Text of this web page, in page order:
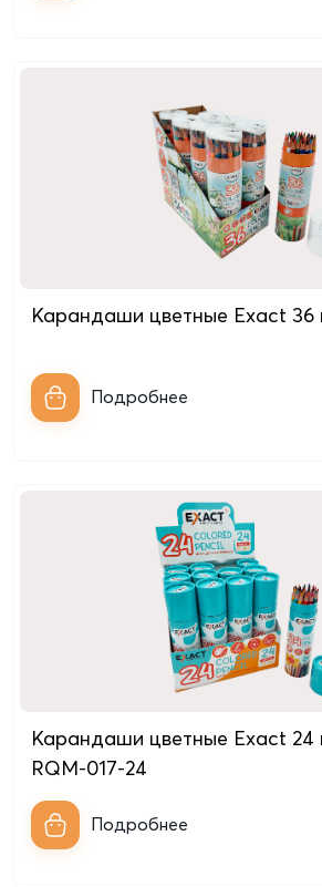
Карандаши цветные Exact 36
Подробнее
Карандаши цветные Exact 24
RQM-017-24
Подробнее